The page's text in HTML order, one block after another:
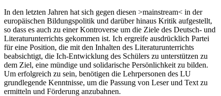
In den letzten Jahren hat sich gegen diesen >mainstream< in der
europäischen Bildungspolitik und darüber hinaus Kritik aufgestellt,
so dass es auch zu einer Kontroverse um die Ziele des Deutsch- und
Literaturunterrichts gekommen ist. Ich ergreife ausdrücklich Partei
für eine Position, die mit den Inhalten des Literaturunterrichts
beabsichtigt, die Ich-Entwicklung des Schülers zu unterstützen zu
dem Ziel, eine mündige und solidarische Persönlichkeit zu bilden.
Um erfolgreich zu sein, benötigen die Lehrpersonen des LU
grundlegende Kenntnisse, um die Passung von Leser und Text zu
ermitteln und Förderung anzubahnen.